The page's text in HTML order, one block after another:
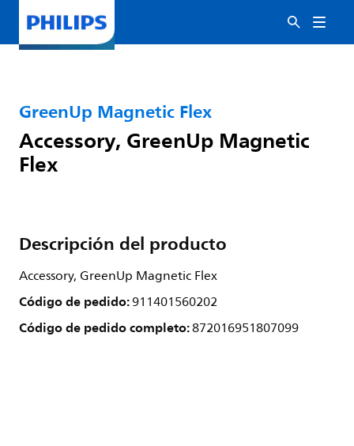
GreenUp Magnetic Flex
Accessory, GreenUp Magnetic
Flex
Descripción del producto
Accessory, GreenUp Magnetic Flex
Código de pedido:911401560202
Código de pedido completo:872016951807099